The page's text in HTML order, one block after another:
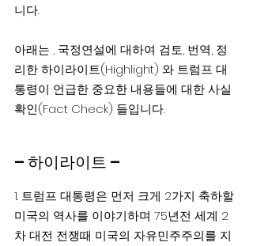
니다.
아래는 , 국정연설에 대하여 검토, 번역, 정
리한 하이라이트(Highlight) 와 트럼프 대
통령이 언급한 중요한 내용들에 대한 사실
확인(Fact Check) 들입니다.
– 하이라이트 –
1. 트럼프 대통령은 먼저 크게 2가지 축하할
미국의 역사를 이야기하며 75년전 세계 2
차 대전 전쟁때 미국의 자유민주주의를 지